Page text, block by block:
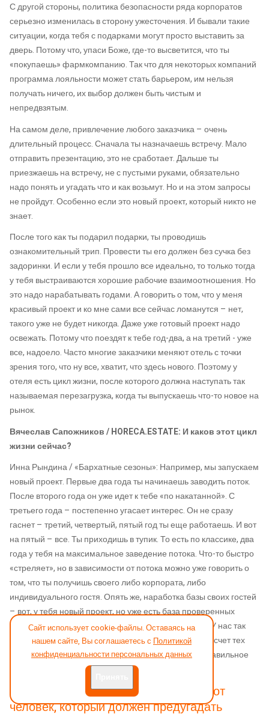
С другой стороны, политика безопасности ряда корпоратов
серьезно изменилась в сторону ужесточения. И бывали такие
ситуации, когда тебя с подарками могут просто выставить за
дверь. Потому что, упаси Боже, где-то высветится, что ты
«покупаешь» фармкомпанию. Так что для некоторых компаний
программа лояльности может стать барьером, им нельзя
получать ничего, их выбор должен быть чистым и
непредвзятым.
На самом деле, привлечение любого заказчика – очень
длительный процесс. Сначала ты назначаешь встречу. Мало
отправить презентацию, это не сработает. Дальше ты
приезжаешь на встречу, не с пустыми руками, обязательно
надо понять и угадать что и как возьмут. Но и на этом запросы
не пройдут. Особенно если это новый проект, который никто не
знает.
После того как ты подарил подарки, ты проводишь
ознакомительный трип. Провести ты его должен без сучка без
задоринки. И если у тебя прошло все идеально, то только тогда
у тебя выстраиваются хорошие рабочие взаимоотношения. Но
это надо нарабатывать годами. А говорить о том, что у меня
красивый проект и ко мне сами все сейчас ломанутся – нет,
такого уже не будет никогда. Даже уже готовый проект надо
освежать. Потому что поездят к тебе год-два, а на третий - уже
все, надоело. Часто многие заказчики меняют отель с точки
зрения того, что ну все, хватит, что здесь нового. Поэтому у
отеля есть цикл жизни, после которого должна наступать так
называемая перезагрузка, когда ты выпускаешь что-то новое на
рынок.
Вячеслав Сапожников / HORECA.ESTATE: И каков этот цикл
жизни сейчас?
Инна Рындина / «Бархатные сезоны»: Например, мы запускаем
новый проект. Первые два года ты начинаешь заводить поток.
После второго года он уже идет к тебе «по накатанной». С
третьего года – постепенно угасает интерес. Он не сразу
гаснет – третий, четвертый, пятый год ты еще работаешь. И вот
на пятый – все. Ты приходишь в тупик. То есть по классике, два
года у тебя на максимальное заведение потока. Что-то быстро
«стреляет», но в зависимости от потока можно уже говорить о
том, что ты получишь своего либо корпората, либо
индивидуального гостя. Опять же, наработка базы своих гостей
– вот, у тебя новый проект, но уже есть база проверенных
гостей, по которым ты можешь запустить рассылки. У нас так
было с «Доброградом». Мы заполнили Новый год за счет тех
баз, которые уже были наработаны. Просто дали правильное
предложение. В целом
Руководитель отдела продаж – это тот
человек, который должен предугадать
Сайт использует cookie-файлы. Оставаясь на
нашем сайте, Вы соглашаетесь с Политикой
конфиденциальности персональных данных